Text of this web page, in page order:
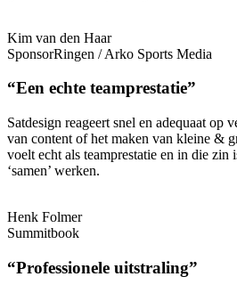
Kim van den Haar
SponsorRingen / Arko Sports Media
“Een echte teamprestatie”
Satdesign reageert snel en adequaat op
van content of het maken van kleine &
voelt echt als teamprestatie en in die zin
‘samen’ werken.
Henk Folmer
Summitbook
“Professionele uitstraling”